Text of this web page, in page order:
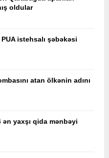
oldular
istehsalı şəbəkəsi
atan ölkənin adını
yaxşı qida mənbəyi